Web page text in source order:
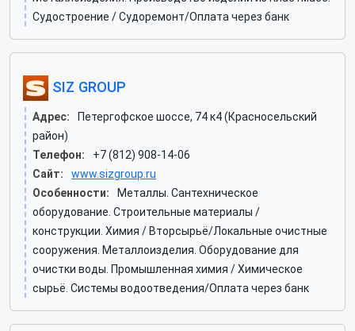
Судостроение / Судоремонт/Оплата через банк
SIZ GROUP
Адрес:
Петергофское шоссе, 74 к4 (Красносельский
район)
Телефон:
+7 (812) 908-14-06
Сайт:
www.sizgroup.ru
Особенности:
Металлы. Сантехническое
оборудование. Строительные материалы /
конструкции. Химия / Вторсырьё/Локальные очистные
сооружения. Металлоизделия. Оборудование для
очистки воды. Промышленная химия / Химическое
сырьё. Системы водоотведения/Оплата через банк